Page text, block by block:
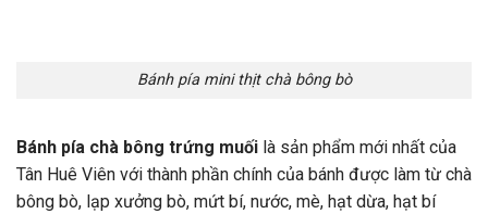
Bánh pía mini thịt chà bông bò
Bánh pía chà bông trứng muối là sản phẩm mới nhất của
Tân Huê Viên với thành phần chính của bánh được làm từ chà
bông bò, lạp xưởng bò, mứt bí, nước, mè, hạt dừa, hạt bí